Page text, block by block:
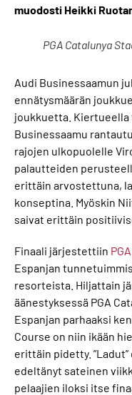
muodosti Heikki
PGA Catalunya
Audi Businessaamun
ennätysmäärän
joukkuetta.
Businessaamu
rajojen ulkopuolelle
palautteiden
erittäin arvostettuna,
konseptina. Myöskin
saivat erittäin
Finaali järjestettiin
Espanjan
resorteista. Hiljattain
äänestyksessä PGA
Espanjan parhaaksi
Course on niin ikään
erittäin pidetty.
edeltänyt sateinen
pelaajien iloksi itse